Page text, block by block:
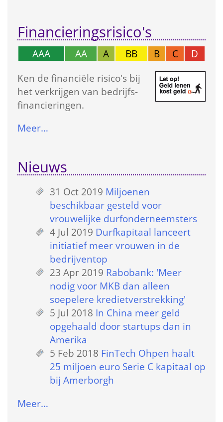
Financierings­risico's
AAA AA A BB B C
D
Ken de financiële risico's bij
het verkrijgen van bedrijfs­
financieringen.
Meer…
Nieuws
31 Oct 2019 Miljoenen
beschikbaar gesteld voor
vrouwelijke durfonderneemsters
4 Jul 2019 Durfkapitaal lanceert
initiatief meer vrouwen in de
bedrijventop
23 Apr 2019 Rabobank: 'Meer
nodig voor MKB dan alleen
soepelere kredietverstrekking'
5 Jul 2018 In China meer geld
opgehaald door startups dan in
Amerika
5 Feb 2018 FinTech Ohpen haalt
25 miljoen euro Serie C kapitaal op
bij Amerborgh
Meer…